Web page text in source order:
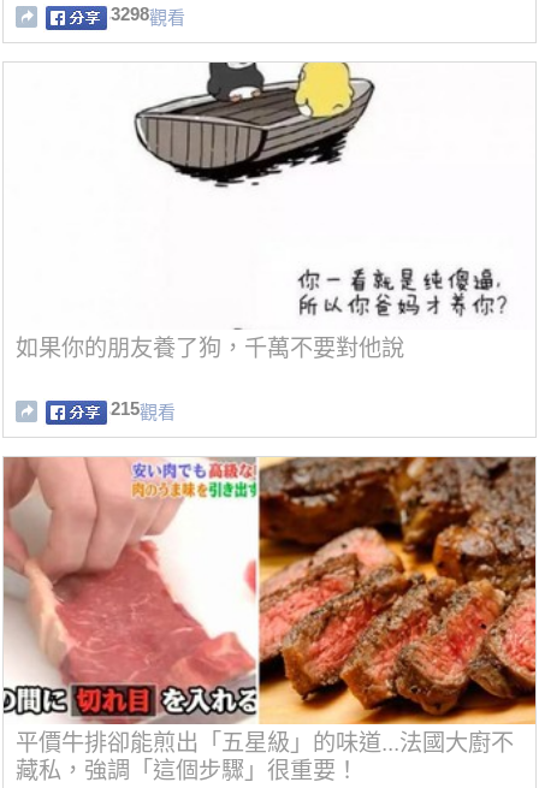
3298觀看
如果你的朋友養了狗，千萬不要對他說
215觀看
平價牛排卻能煎出「五星級」的味道...法國大廚不
藏私，強調「這個步驟」很重要！